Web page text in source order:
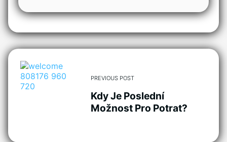
PREVIOUS POST
Kdy Je Poslední
Možnost Pro Potrat?